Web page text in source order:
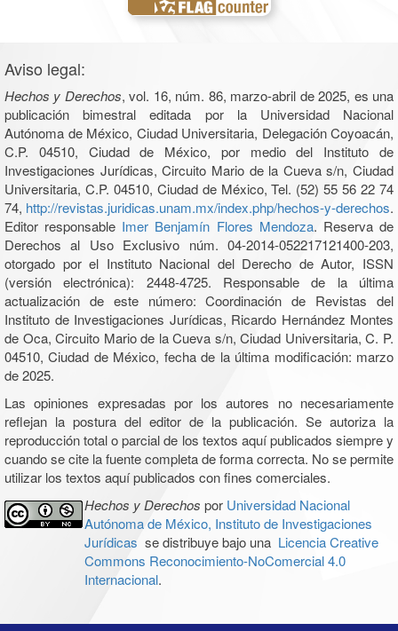
Aviso legal:
Hechos y Derechos, vol. 16, núm. 86, marzo-abril de 2025, es una
publicación bimestral editada por la Universidad Nacional
Autónoma de México, Ciudad Universitaria, Delegación Coyoacán,
C.P. 04510, Ciudad de México, por medio del Instituto de
Investigaciones Jurídicas, Circuito Mario de la Cueva s/n, Ciudad
Universitaria, C.P. 04510, Ciudad de México, Tel. (52) 55 56 22 74
74, http://revistas.juridicas.unam.mx/index.php/hechos-y-derechos.
Editor responsable Imer Benjamín Flores Mendoza. Reserva de
Derechos al Uso Exclusivo núm. 04-2014-052217121400-203,
otorgado por el Instituto Nacional del Derecho de Autor, ISSN
(versión electrónica): 2448-4725. Responsable de la última
actualización de este número: Coordinación de Revistas del
Instituto de Investigaciones Jurídicas, Ricardo Hernández Montes
de Oca, Circuito Mario de la Cueva s/n, Ciudad Universitaria, C. P.
04510, Ciudad de México, fecha de la última modificación: marzo
de 2025.
Las opiniones expresadas por los autores no necesariamente
reflejan la postura del editor de la publicación. Se autoriza la
reproducción total o parcial de los textos aquí publicados siempre y
cuando se cite la fuente completa de forma correcta. No se permite
utilizar los textos aquí publicados con fines comerciales.
Hechos y Derechos por Universidad Nacional
Autónoma de México, Instituto de Investigaciones
Jurídicas se distribuye bajo una Licencia Creative
Commons Reconocimiento-NoComercial 4.0
Internacional.